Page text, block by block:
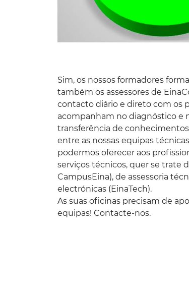
Sim, os nossos formadores
também os assessores de
contacto diário e direto com os
acompanham no diagnóstico e
transferência de
entre as nossas equipas
podermos oferecer aos
serviços técnicos, quer se trate
CampusEina), de assessoria
electrónicas ( EinaTech).
As suas oficinas precisam de
equipas! Contacte-nos.